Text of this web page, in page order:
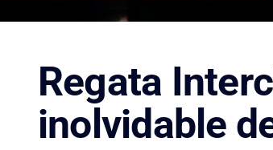
Regata
inolvidable